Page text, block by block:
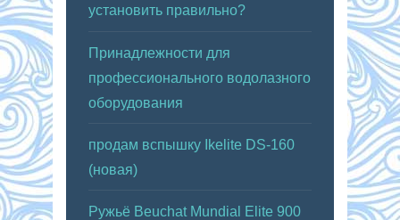
установить правильно?
Принадлежности для
профессионального водолазного
оборудования
продам вспышку Ikelite DS-160
(новая)
Ружьё Beuchat Mundial Elite 900